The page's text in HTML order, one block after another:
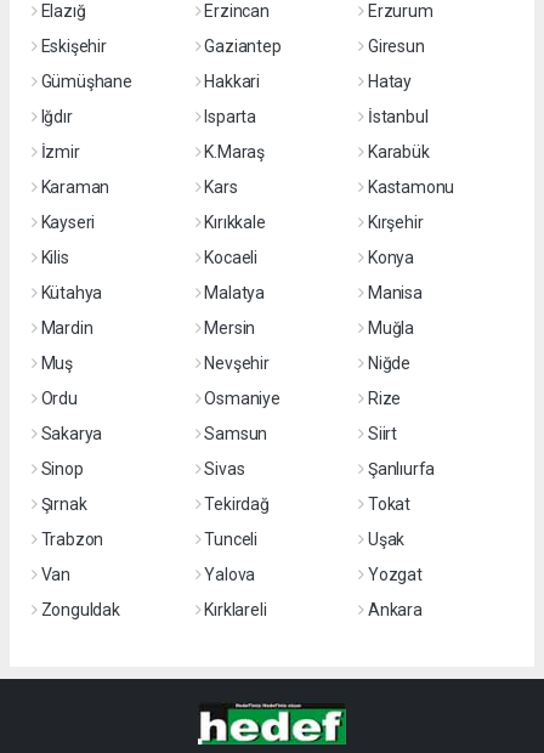
Elazığ
Erzincan
Erzurum
Eskişehir
Gaziantep
Giresun
Gümüşhane
Hakkari
Hatay
Iğdır
Isparta
İstanbul
İzmir
K.Maraş
Karabük
Karaman
Kars
Kastamonu
Kayseri
Kırıkkale
Kırşehir
Kilis
Kocaeli
Konya
Kütahya
Malatya
Manisa
Mardin
Mersin
Muğla
Muş
Nevşehir
Niğde
Ordu
Osmaniye
Rize
Sakarya
Samsun
Siirt
Sinop
Sivas
Şanlıurfa
Şırnak
Tekirdağ
Tokat
Trabzon
Tunceli
Uşak
Van
Yalova
Yozgat
Zonguldak
Kırklareli Ankara